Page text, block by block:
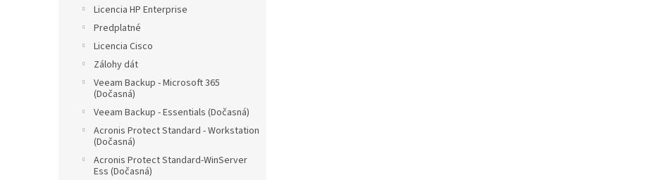
Licencia HP Enterprise
Predplatné
Licencia Cisco
Zálohy dát
Veeam Backup - Microsoft 365
(Dočasná)
Veeam Backup - Essentials (Dočasná)
Acronis Protect Standard - Workstation
(Dočasná)
Acronis Protect Standard-WinServer
Ess (Dočasná)